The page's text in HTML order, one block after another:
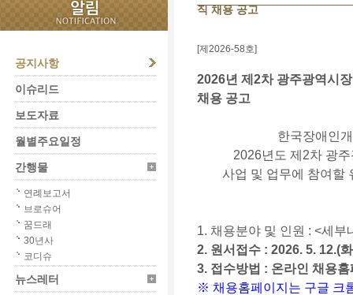
공지사항
이슈리드
보도자료
월별주요일정
간행물
연례보고서
브로슈어
꿈드래
30년사
코디슈
뉴스레터
직 채용 공고
[제 2026-58호]
2026년 제 2차 광주광역시
채용 공고
한국장애인
2026년도 제 2차 광
사업 및 업무에 참여할
1. 채용분야 및 인원 : <세부
2. 원서접수 : 2026. 5. 12.(화
3. 접수방법 : 온라인 채용
※ 채용홈페이지는 구글 크